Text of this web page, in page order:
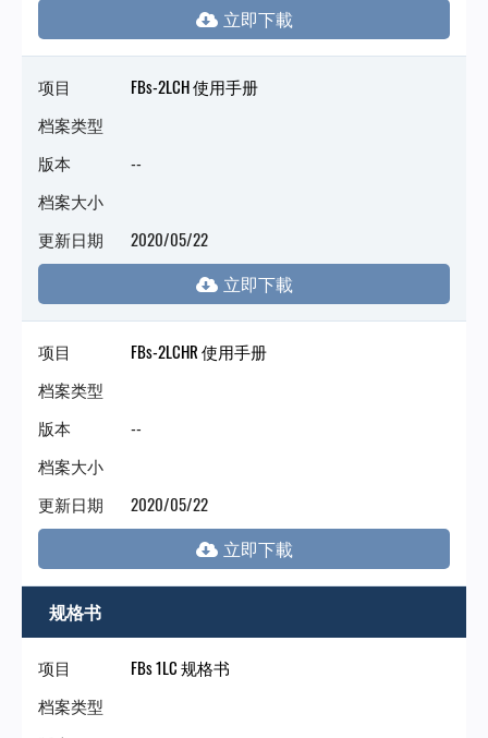
项目
FBs-2LCH 使用手册
档案类型
版本
--
档案大小
更新日期
2020/05/22
项目
FBs-2LCHR 使用手册
档案类型
版本
--
档案大小
更新日期
2020/05/22
规格书
项目
FBs 1LC 规格书
档案类型